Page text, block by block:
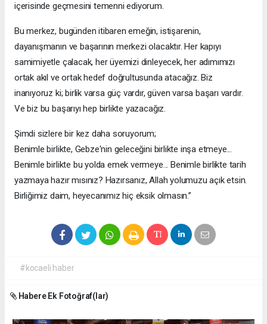
içerisinde geçmesini temenni ediyorum.
Bu merkez, bugünden itibaren emeğin, istişarenin,
dayanışmanın ve başarının merkezi olacaktır. Her kapıyı
samimiyetle çalacak, her üyemizi dinleyecek, her adımımızı
ortak akıl ve ortak hedef doğrultusunda atacağız. Biz
inanıyoruz ki; birlik varsa güç vardır, güven varsa başarı vardır.
Ve biz bu başarıyı hep birlikte yazacağız.
Şimdi sizlere bir kez daha soruyorum;
Benimle birlikte, Gebze'nin geleceğini birlikte inşa etmeye...
Benimle birlikte bu yolda emek vermeye... Benimle birlikte tarih
yazmaya hazır mısınız? Hazırsanız, Allah yolumuzu açık etsin.
Birliğimiz daim, heyecanımız hiç eksik olmasın.”
#kocaeli haber
Habere Ek Fotoğraf(lar)